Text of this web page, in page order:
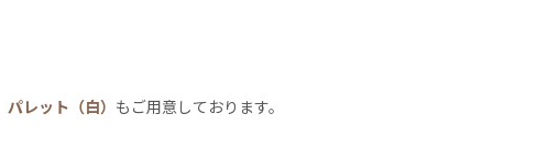
パレット（白） もご用意しております。